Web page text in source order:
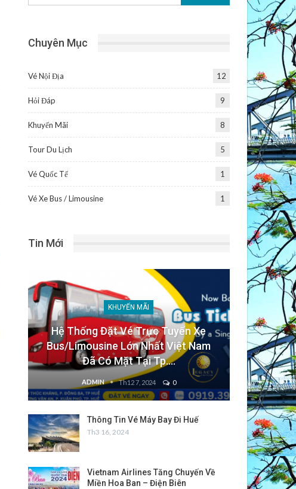
Chuyên Mục
Vé Nội Địa 12
Hỏi Đáp 9
Khuyến Mãi 8
Tour Du Lịch 5
Vé Quốc Tế 1
Vé Xe Bus / Limousine 1
Tin Mới
KHUYẾN MÃI
Hệ Thống Đặt Vé Trực Tuyến Xe
Bus/Limousine Lớn Nhất Việt Nam
Đã Có Mặt Tại Tp.…
ADMIN Th12 7, 2024 0
Thông Tin Vé Máy Bay Đi Huế
Th3 16, 2024
Vietnam Airlines Tăng Chuyến Về
Miền Hoa Ban – Điện Biên